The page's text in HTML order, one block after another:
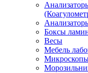
Боксы
Весы
Мебель